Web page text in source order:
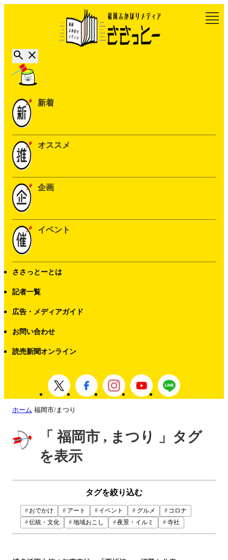
新着
オススメ
企画
イベント
ささっとーとは
記者一覧
広告・メディアガイド
お問い合わせ
読売新聞オンライン
ホーム 福岡市/まつり
「 福岡市 , まつり 」タグ
を表示
タグを絞り込む
おでかけ アート イベント グルメ
コロナ
伝統・文化
地域おこし 夜景・イルミ 寺社